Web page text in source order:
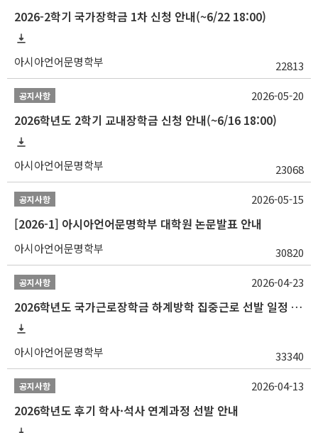
2026-2학기 국가장학금 1차 신청 안내(~6/22 18:00)
아시아언어문명학부 22813
공지사항
2026학년도 2학기 교내장학금 신청 안내(~6/16 18:00)
아시아언어문명학부 23068
2026-05-20
공지사항
[2026-1] 아시아언어문명학부 대학원 논문발표 안내
아시아언어문명학부 30820
2026-05-15
공지사항
2026학년도 국가근로장학금 하계방학 집중근로 선발 일정 안내
아시아언어문명학부 33340
2026-04-23
공지사항
2026학년도 후기 학사·석사 연계과정 선발 안내
2026-04-13